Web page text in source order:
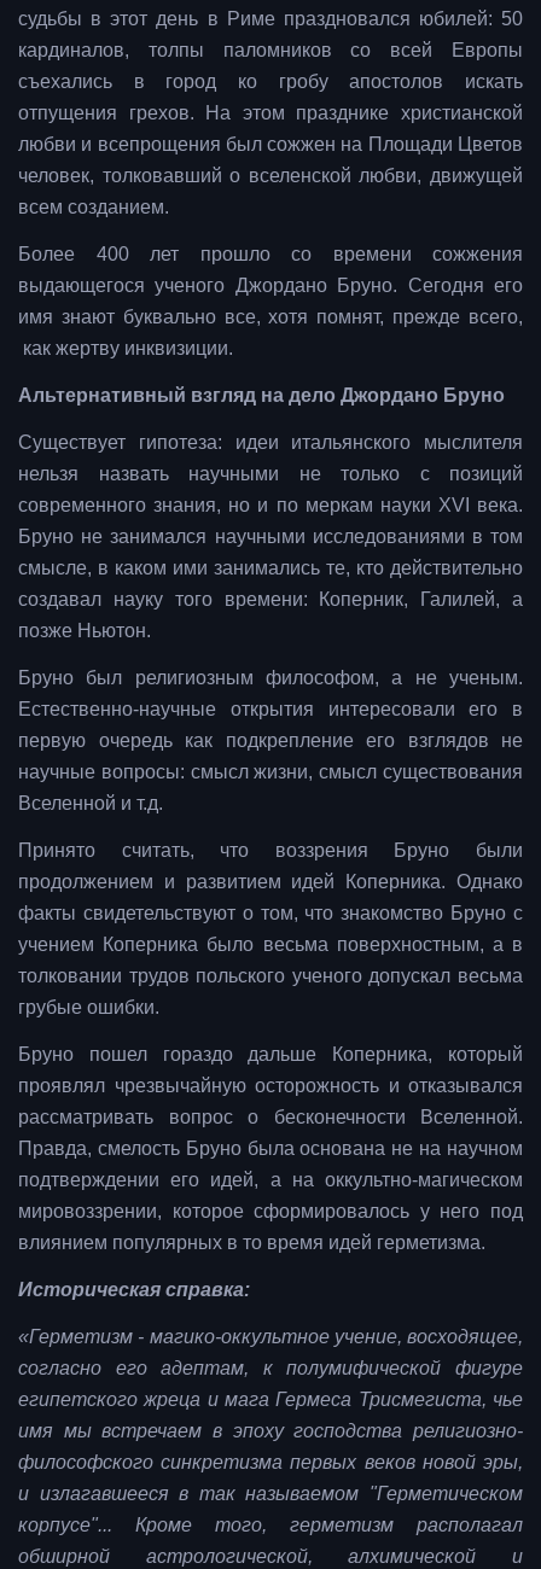
судьбы в этот день в Риме праздновался юбилей: 50
кардиналов, толпы паломников со всей Европы
съехались в город ко гробу апостолов искать
отпущения грехов. На этом празднике христианской
любви и всепрощения был сожжен на Площади Цветов
человек, толковавший о вселенской любви, движущей
всем созданием.
Более 400 лет прошло со времени сожжения
выдающегося ученого Джордано Бруно. Сегодня его
имя знают буквально все, хотя помнят, прежде всего,
как жертву инквизиции.
Альтернативный взгляд на дело Джордано Бруно
Существует гипотеза: идеи итальянского мыслителя
нельзя назвать научными не только с позиций
современного знания, но и по меркам науки XVI века.
Бруно не занимался научными исследованиями в том
смысле, в каком ими занимались те, кто действительно
создавал науку того времени: Коперник, Галилей, а
позже Ньютон.
Бруно был религиозным философом, а не ученым.
Естественно-научные открытия интересовали его в
первую очередь как подкрепление его взглядов не
научные вопросы: смысл жизни, смысл существования
Вселенной и т.д.
Принято считать, что воззрения Бруно были
продолжением и развитием идей Коперника. Однако
факты свидетельствуют о том, что знакомство Бруно с
учением Коперника было весьма поверхностным, а в
толковании трудов польского ученого допускал весьма
грубые ошибки.
Бруно пошел гораздо дальше Коперника, который
проявлял чрезвычайную осторожность и отказывался
рассматривать вопрос о бесконечности Вселенной.
Правда, смелость Бруно была основана не на научном
подтверждении его идей, а на оккультно-магическом
мировоззрении, которое сформировалось у него под
влиянием популярных в то время идей герметизма.
Историческая справка:
«Герметизм - магико-оккультное учение, восходящее,
согласно его адептам, к полумифической фигуре
египетского жреца и мага Гермеса Трисмегиста, чье
имя мы встречаем в эпоху господства религиозно-
философского синкретизма первых веков новой эры,
и излагавшееся в так называемом "Герметическом
корпусе"... Кроме того, герметизм располагал
обширной астрологической, алхимической и